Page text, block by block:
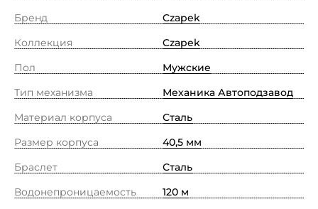
Бренд
Czapek
Коллекция
Czapek
Пол
Мужские
Тип механизма
Механика Автоподзавод
Материал корпуса
Сталь
Размер корпуса
40,5 мм
Браслет
Сталь
Водонепроницаемость
120 м